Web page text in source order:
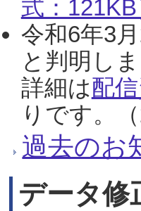
式：121KB
令和6年3
と判明し
詳細は配
りです。
過去のお
データ修